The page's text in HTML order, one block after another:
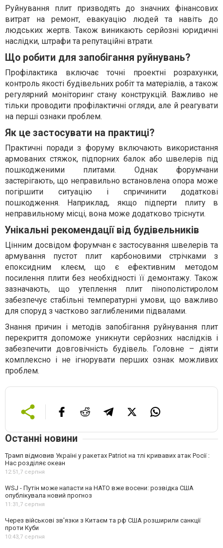
Руйнування плит призводять до значних фінансових
витрат на ремонт, евакуацію людей та навіть до
людських жертв. Також виникають серйозні юридичні
наслідки, штрафи та репутаційні втрати.
Що робити для запобігання руйнувань?
Профілактика включає точні проектні розрахунки,
контроль якості будівельних робіт та матеріалів, а також
регулярний моніторинг стану конструкцій. Важливо не
тільки проводити профілактичні огляди, але й реагувати
на перші ознаки проблем.
Як це застосувати на практиці?
Практичні поради з форуму включають використання
армованих стяжок, підпорних балок або швелерів під
пошкодженими плитами. Однак форумчани
застерігають, що неправильно встановлена опора може
погіршити ситуацію і спричинити додаткові
пошкодження. Наприклад, якщо підперти плиту в
неправильному місці, вона може додатково тріснути.
Унікальні рекомендації від будівельників
Цінним досвідом форумчан є застосування швелерів та
армування пустот плит карбоновими стрічками з
епоксидним клеєм, що є ефективним методом
посилення плити без необхідності її демонтажу. Також
зазначають, що утеплення плит пінополістиролом
забезпечує стабільні температурні умови, що важливо
для споруд з частково заглибленими підвалами.
Знання причин і методів запобігання руйнування плит
перекриття допоможе уникнути серйозних наслідків і
забезпечити довговічність будівель. Головне – діяти
комплексно і не ігнорувати перших ознак можливих
проблем.
Останні новини
Трамп відмовив Україні у ракетах Patriot на тлі кривавих атак Росії :
Нас розділяє океан
12:51,7 серпня
WSJ - Путін може напасти на НАТО вже восени: розвідка США
опублікувала новий прогноз
11:31,7 серпня
Через військові зв'язки з Китаєм та рф США розширили санкції
проти Куби
10:43,7 серпня